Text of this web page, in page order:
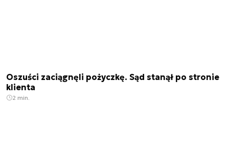
Oszuści zaciągnęli pożyczkę. Sąd stanął po stronie
klienta
2 min.